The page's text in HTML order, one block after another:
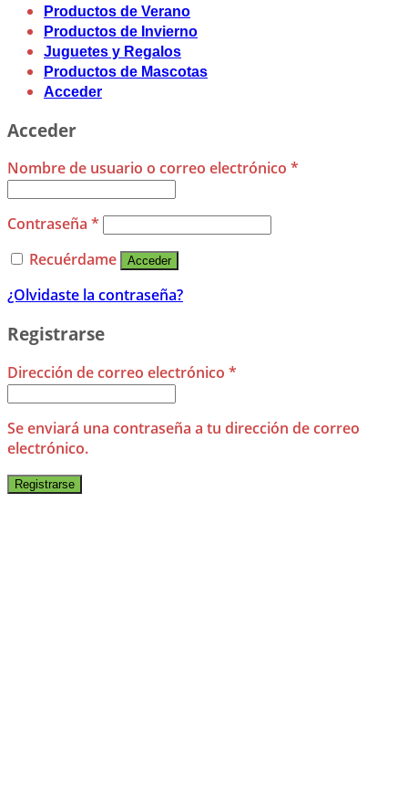
Productos de Verano
Productos de Invierno
Juguetes y Regalos
Productos de Mascotas
Acceder
Acceder
Nombre de usuario o correo electrónico *
Contraseña *
Recuérdame
Acceder
¿Olvidaste la contraseña?
Registrarse
Dirección de correo electrónico *
Se enviará una contraseña a tu dirección de correo
electrónico.
Registrarse